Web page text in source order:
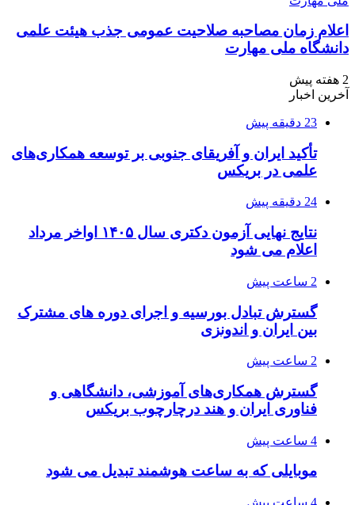
اعلام زمان مصاحبه صلاحیت عمومی جذب هیئت علمی
دانشگاه ملی مهارت
2 هفته پیش
آخرین اخبار
23 دقیقه پیش
تأکید ایران و آفریقای جنوبی بر توسعه همکاری‌های
علمی در بریکس
24 دقیقه پیش
نتایج نهایی آزمون دکتری سال ۱۴۰۵ اواخر مرداد
اعلام می شود
2 ساعت پیش
گسترش تبادل بورسیه و اجرای دوره های مشترک
بین ایران و اندونزی
2 ساعت پیش
گسترش همکاری‌های آموزشی، دانشگاهی و
فناوری ایران و هند درچارچوب بریکس
4 ساعت پیش
موبایلی که به ساعت هوشمند تبدیل می شود